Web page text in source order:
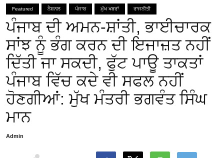
Featured ਨੈਸ਼ਨਲ ਪੰਜਾਬ ਮੁੱਖ ਖਬਰਾਂ ਰਾਜਨੀਤੀ
ਪੰਜਾਬ ਦੀ ਅਮਨ-ਸ਼ਾਂਤੀ, ਭਾਈਚਾਰਕ
ਸਾਂਝ ਨੂੰ ਭੰਗ ਕਰਨ ਦੀ ਇਜਾਜ਼ਤ ਨਹੀਂ
ਦਿੱਤੀ ਜਾ ਸਕਦੀ, ਫੁੱਟ ਪਾਊ ਤਾਕਤਾਂ
ਪੰਜਾਬ ਵਿੱਚ ਕਦੇ ਵੀ ਸਫਲ ਨਹੀਂ
ਹੋਣਗੀਆਂ: ਮੁੱਖ ਮੰਤਰੀ ਭਗਵੰਤ ਸਿੰਘ
ਮਾਨ
Admin